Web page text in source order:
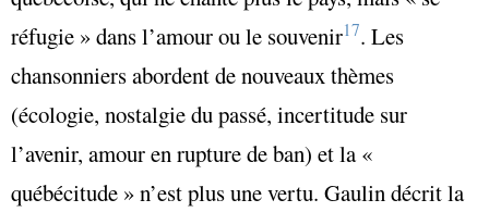
réfugie » dans l’amour ou le souvenir17. Les
chansonniers abordent de nouveaux thèmes
(écologie, nostalgie du passé, incertitude sur
l’avenir, amour en rupture de ban) et la «
québécitude » n’est plus une vertu. Gaulin décrit la